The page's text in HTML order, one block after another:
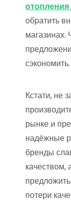
отопления
обратить
сэкономить.
Кстати, не
рынке и
надёжные
бренды
качеством,
потери